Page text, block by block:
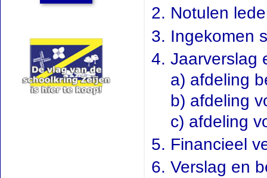
Notulen
Ingekomen
Jaarverslag
a) afdeling
b) afdeling
c) afdeling
Financieel
Verslag en